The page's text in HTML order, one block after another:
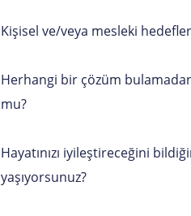
Kişisel ve/veya mesleki
Herhangi bir çözüm
mu?
Hayatınızı iyileştireceğini
yaşıyorsunuz?